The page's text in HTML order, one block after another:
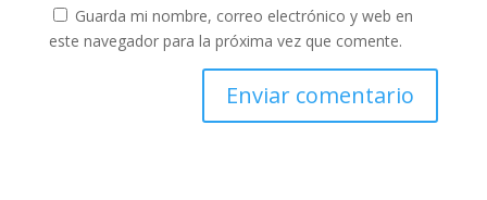
Guarda mi nombre, correo electrónico y web en
este navegador para la próxima vez que comente.